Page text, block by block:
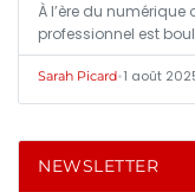
À l’ère du
professionnel est
Sarah Picard•1 août
NEWSLETTER